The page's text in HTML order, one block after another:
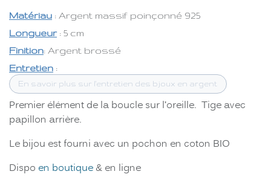
Matériau : Argent massif poinçonné 925
Longueur : 5 cm
Finition: Argent brossé
Entretien :
En savoir plus sur l'entretien des bjoux en argent
Premier élément de la boucle sur l’oreille. Tige avec
papillon arrière.
Le bijou est fourni avec un pochon en coton BIO
Dispo en boutique & en ligne